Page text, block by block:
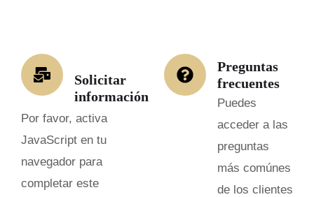
Solicitar
información
Por favor, activa
JavaScript en tu
navegador para
completar este
Preguntas
frecuentes
Puedes
acceder a las
preguntas
más comúnes
de los clientes